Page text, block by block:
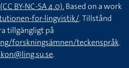
BY-NC-SA 4.0).Based on a work
for-lingvistik/. Tillstånd
tillgängligt på
forskningsämnen/teckenspråk.
.